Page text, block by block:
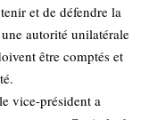
et de défendre la
autorité unilatérale
être comptés et
vice-président a